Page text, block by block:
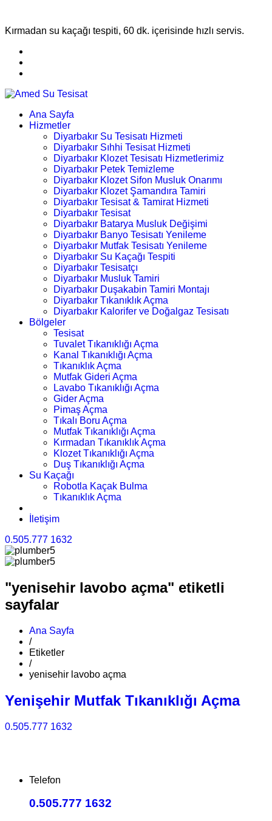
Kırmadan su kaçağı tespiti, 60 dk. içerisinde hızlı servis.
Ana Sayfa
Hizmetler
Diyarbakır Su Tesisatı Hizmeti
Diyarbakır Sıhhi Tesisat Hizmeti
Diyarbakır Klozet Tesisatı Hizmetlerimiz
Diyarbakır Petek Temizleme
Diyarbakır Klozet Sifon Musluk Onarımı
Diyarbakır Klozet Şamandıra Tamiri
Diyarbakır Tesisat & Tamirat Hizmeti
Diyarbakır Tesisat
Diyarbakır Batarya Musluk Değişimi
Diyarbakır Banyo Tesisatı Yenileme
Diyarbakır Mutfak Tesisatı Yenileme
Diyarbakır Su Kaçağı Tespiti
Diyarbakır Tesisatçı
Diyarbakır Musluk Tamiri
Diyarbakır Duşakabin Tamiri Montajı
Diyarbakır Tıkanıklık Açma
Diyarbakır Kalorifer ve Doğalgaz Tesisatı
Bölgeler
Tesisat
Tuvalet Tıkanıklığı Açma
Kanal Tıkanıklığı Açma
Tıkanıklık Açma
Mutfak Gideri Açma
Lavabo Tıkanıklığı Açma
Gider Açma
Pimaş Açma
Tıkalı Boru Açma
Mutfak Tıkanıklığı Açma
Kırmadan Tıkanıklık Açma
Klozet Tıkanıklığı Açma
Duş Tıkanıklığı Açma
Su Kaçağı
Robotla Kaçak Bulma
Tıkanıklık Açma
İletişim
0.505.777 1632
"yenisehir lavobo açma" etiketli
sayfalar
Ana Sayfa
/
Etiketler
/
yenisehir lavobo açma
Yenişehir Mutfak Tıkanıklığı Açma
0.505.777 1632
Telefon
0.505.777 1632